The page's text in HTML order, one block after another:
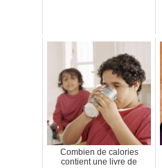
Combien de calories
contient une livre de